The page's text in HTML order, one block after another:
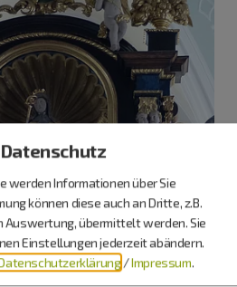
werden Informationen über Sie
können diese auch an Dritte, z.B.
übermittelt werden. Sie
Einstellungen jederzeit abändern.
/Impressum.